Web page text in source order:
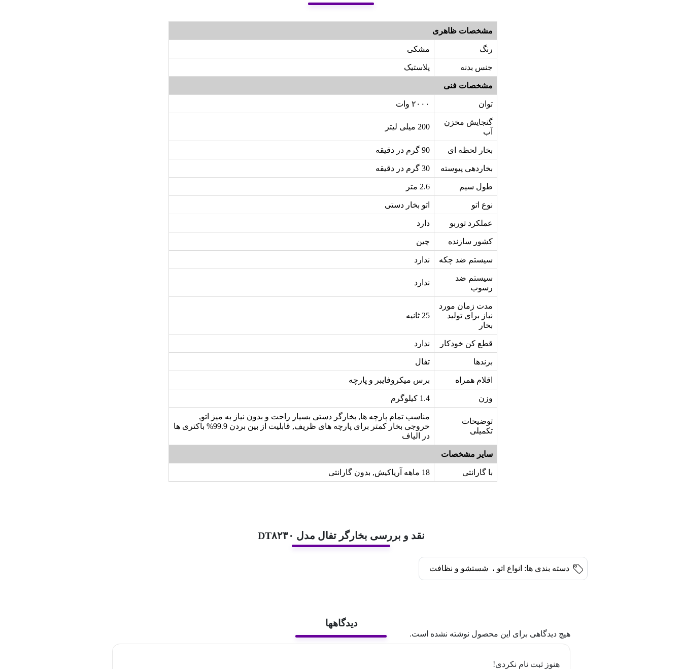
مشخصات ظاهری
رنگ مشکی
جنس بدنه پلاستیک
مشخصات فنی
توان ۲۰۰۰ وات
گنجایش مخزن
آب
200 میلی لیتر
بخار لحظه ای 90 گرم در دقیقه
بخاردهی پیوسته 30 گرم در دقیقه
طول سیم 2.6 متر
نوع اتو اتو بخار دستی
عملکرد توربو دارد
کشور سازنده چین
سیستم ضد چکه ندارد
سیستم ضد
رسوب
ندارد
مدت زمان مورد
نیاز برای تولید
بخار
25 ثانیه
قطع کن خودکار ندارد
برندها تفال
اقلام همراه برس میکروفایبر و پارچه
وزن 1.4 کیلوگرم
توضیحات
تکمیلی
مناسب تمام پارچه ها, بخارگر دستی بسیار راحت و بدون نیاز به میز اتو,
خروجی بخار کمتر برای پارچه های ظریف, قابلیت از بین بردن 99.9% باکتری ها
در الیاف
سایر مشخصات
با گارانتی 18 ماهه آریاکیش, بدون گارانتی
نقد و بررسی بخارگر تفال مدل DT۸۲۳۰
دسته بندی ها: انواع اتو ، شستشو و نظافت
دیدگاهها
هیچ دیدگاهی برای این محصول نوشته نشده است.
هنوز ثبت نام نکردی!